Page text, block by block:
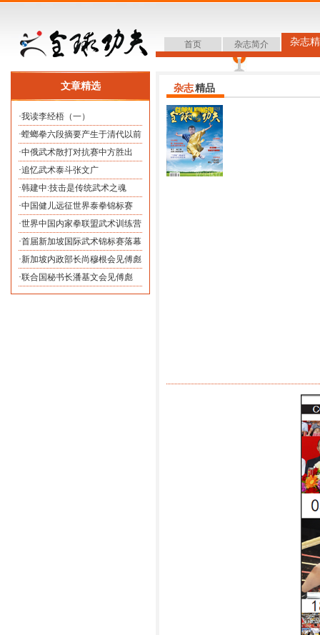
首页 杂志简介 杂志
文章精选
·我读李经梧（一）
·螳螂拳六段摘要产生于清代以前
·中俄武术散打对抗赛中方胜出
·追忆武术泰斗张文广
·韩建中:技击是传统武术之魂
·中国健儿远征世界泰拳锦标赛
·世界中国内家拳联盟武术训练营
·首届新加坡国际武术锦标赛落幕
·新加坡内政部长尚穆根会见傅彪
·联合国秘书长潘基文会见傅彪
杂志精品